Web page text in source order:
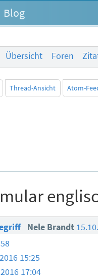
Blog
Übersicht Foren
Thread-Ansicht Atom-
Nele Brandt
15:25
17:04